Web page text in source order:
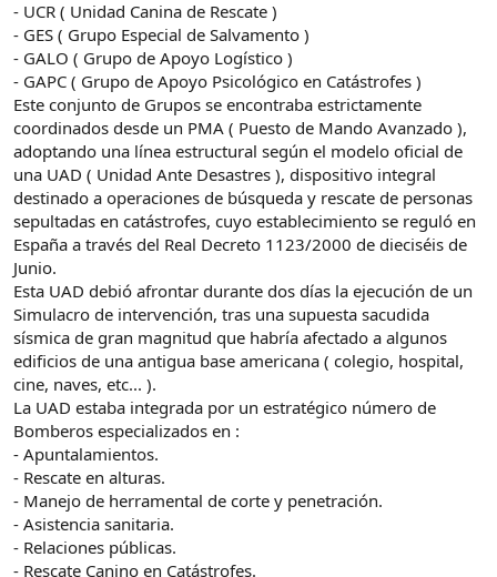
- UCR ( Unidad Canina de Rescate )
- GES ( Grupo Especial de Salvamento )
- GALO ( Grupo de Apoyo Logístico )
- GAPC ( Grupo de Apoyo Psicológico en Catástrofes )
Este conjunto de Grupos se encontraba estrictamente
coordinados desde un PMA ( Puesto de Mando Avanzado ),
adoptando una línea estructural según el modelo oficial de
una UAD ( Unidad Ante Desastres ), dispositivo integral
destinado a operaciones de búsqueda y rescate de personas
sepultadas en catástrofes, cuyo establecimiento se reguló en
España a través del Real Decreto 1123/2000 de dieciséis de
Junio.
Esta UAD debió afrontar durante dos días la ejecución de un
Simulacro de intervención, tras una supuesta sacudida
sísmica de gran magnitud que habría afectado a algunos
edificios de una antigua base americana ( colegio, hospital,
cine, naves, etc... ).
La UAD estaba integrada por un estratégico número de
Bomberos especializados en :
- Apuntalamientos.
- Rescate en alturas.
- Manejo de herramental de corte y penetración.
- Asistencia sanitaria.
- Relaciones públicas.
- Rescate Canino en Catástrofes.